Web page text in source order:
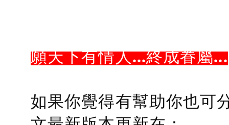
願天下有情人...終成眷屬...
如果你覺得有幫助你也可